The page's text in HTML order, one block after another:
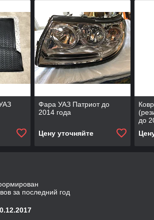
Фара УАЗ Патриот до
2014 года
Цену уточняйте
до
за последний год